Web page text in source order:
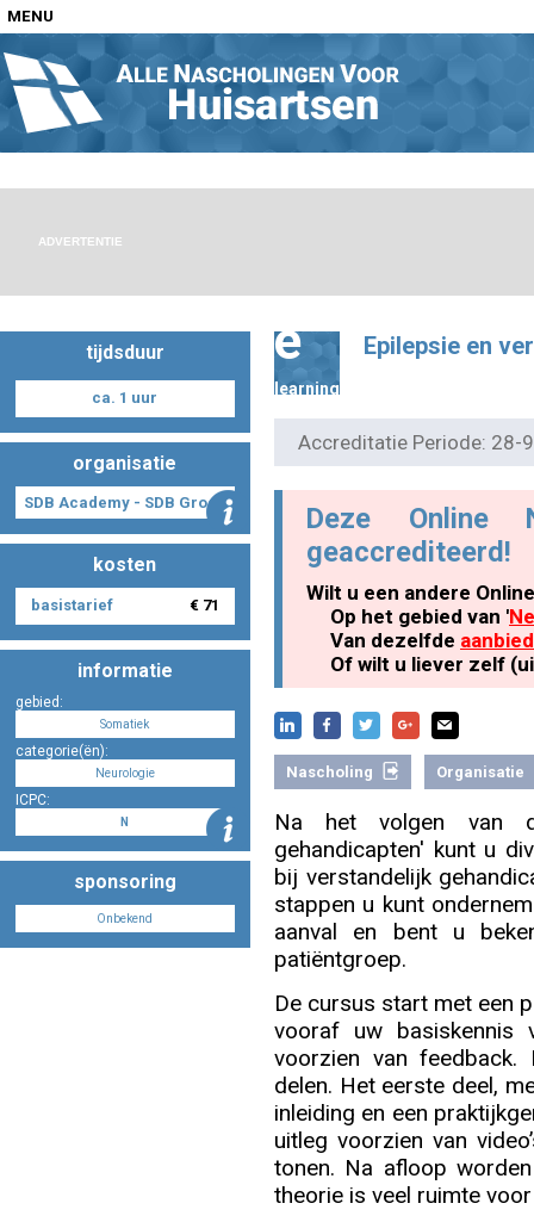
MENU
Home
Nascholingen op locatie (agenda)
Nascholingen online (elearning)
Nascholing aanmelden
Zoek op kaart
Registreren
ADVERTENTIE
tijdsduur
ca. 1 uur
organisatie
SDB Academy - SDB Groep
kosten
basistarief € 71
informatie
gebied:
Somatiek
categorie(ën):
Neurologie
ICPC:
N
sponsoring
Onbekend
e
learning
Epilepsie en
Accreditatie Periode:
Deze Online
geaccrediteerd!
Wilt u een andere
Op het gebied van '
Van dezelfde
Of wilt u liever zelf
Nascholing Organisatie
Na het volgen van
gehandicapten' kunt u
bij verstandelijk
stappen u kunt
aanval en bent u
patiëntgroep.
De cursus start met een
vooraf uw basiskennis
voorzien van
delen. Het eerste deel,
inleiding en een
uitleg voorzien van
tonen. Na afloop
theorie is veel ruimte